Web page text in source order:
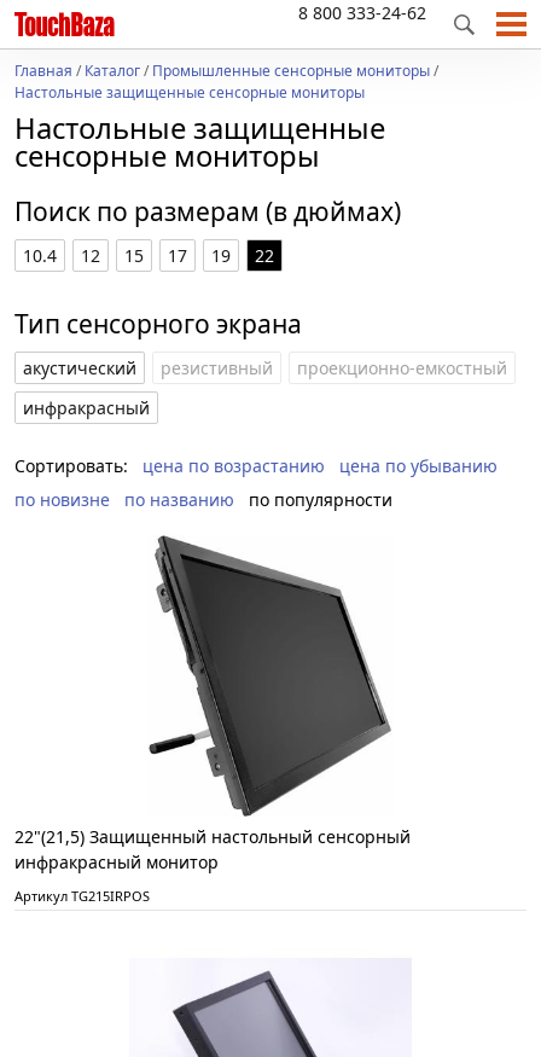
8 800 333-24-62
Главная /Каталог/Промышленные сенсорные мониторы/
Настольные защищенные сенсорные мониторы
Настольные защищенные
сенсорные мониторы
Поиск по размерам (в дюймах)
10.4 12 15 17 19 22
Тип сенсорного экрана
акустический резистивный
проекционно-емкостный
инфракрасный
Сортировать: цена по возрастанию
цена по убыванию
по новизне
по названию по популярности
22"(21,5) Защищенный настольный сенсорный
инфракрасный монитор
Артикул TG215IRPOS